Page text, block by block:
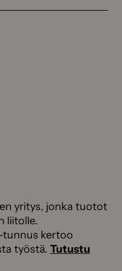
yritys, jonka tuotot
liitolle.
tunnus kertoo
työstä. Tutustu